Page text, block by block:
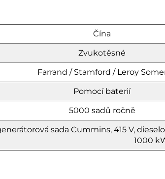
Čína
Zvukotěsné
Farrand / Stamford / Leroy
Pomocí baterií
5000 sadů ročně
sada Cummins, 415 V,
1000